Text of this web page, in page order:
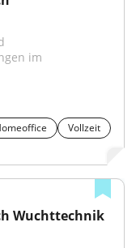
im
Vollzeit
Wuchttechnik